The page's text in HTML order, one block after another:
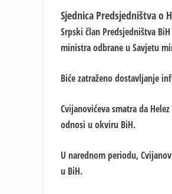
Sjednica Predsjedništva o
Srpski član Predsjedništva
ministra odbrane u Savjetu
Biće zatraženo dostavljanje
Cvijanovićeva smatra da
odnosi u okviru BiH.
U narednom periodu,
u BiH.